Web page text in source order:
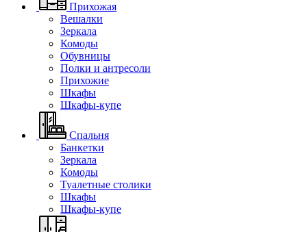
Прихожая
Вешалки
Зеркала
Комоды
Обувницы
Полки и антресоли
Прихожие
Шкафы
Шкафы-купе
Спальня
Банкетки
Зеркала
Комоды
Туалетные столики
Шкафы
Шкафы-купе